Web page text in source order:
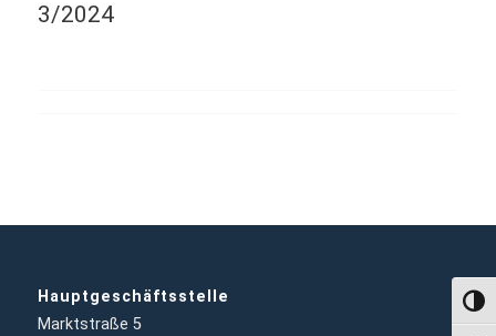
3/2024
Hauptgeschäftsstelle
Marktstraße 5